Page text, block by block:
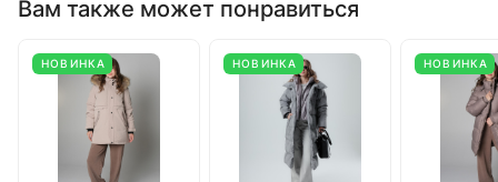
Вам также может понравиться
НОВИНКА НОВИНКА НОВИНКА